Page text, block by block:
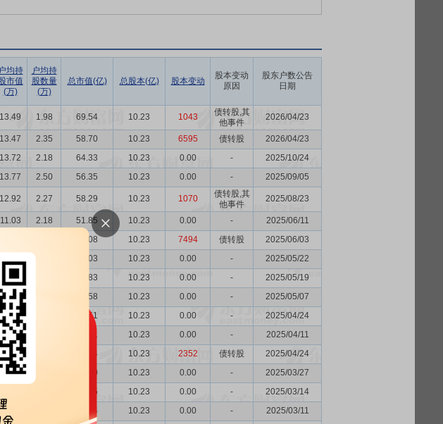
户均持
市值
(万)
户均持
股数量
(万)
总市值(亿) 总股本(亿) 股本变动
股本变动
原因
股东户数公告
日期
13.49 1.98 69.54 10.23 1043
债转股,其
他事件
2026/04/23
13.47 2.35 58.70 10.23 6595 债转股
2026/04/23
13.72 2.18 64.33 10.23 0.00 -
2025/10/24
13.77 2.50 56.35 10.23 0.00 - 2025/09/05
12.92 2.27 58.29 10.23 1070
债转股,其
他事件
2025/08/23
11.03 2.18 51.85 10.23 0.00 -
2025/06/11
53.08 10.23 7494 债转股
2025/06/03
2.18 51.03 10.23 0.00 -
2025/05/22
10.52 50.83 10.23 0.00 -
2025/05/19
9.90 48.58 10.23 0.00 -
2025/05/07
9.66 45.51 10.23 0.00 -
2025/04/24
9.39 45.31 10.23 0.00 -
2025/04/11
10.09 51.54 10.23 2352 债转股
2025/04/24
13.20 53.90 10.23 0.00 -
2025/03/27
47.25 10.23 0.00 -
2025/03/14
12.37 47.04 10.23 0.00 -
2025/03/11